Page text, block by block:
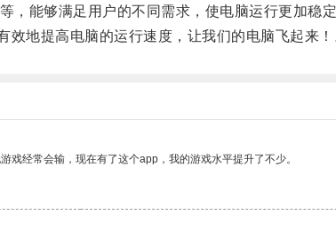
能够满足用户的不同需求，使电脑运行更加稳定
地提高电脑的运行速度，让我们的电脑飞起来！
经常会输，现在有了这个app，我的游戏水平提升了不少。